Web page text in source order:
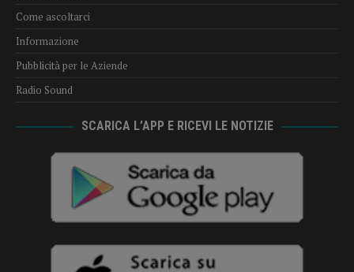
Come ascoltarci
Informazione
Pubblicità per le Aziende
Radio Sound
SCARICA L’APP E RICEVI LE NOTIZIE